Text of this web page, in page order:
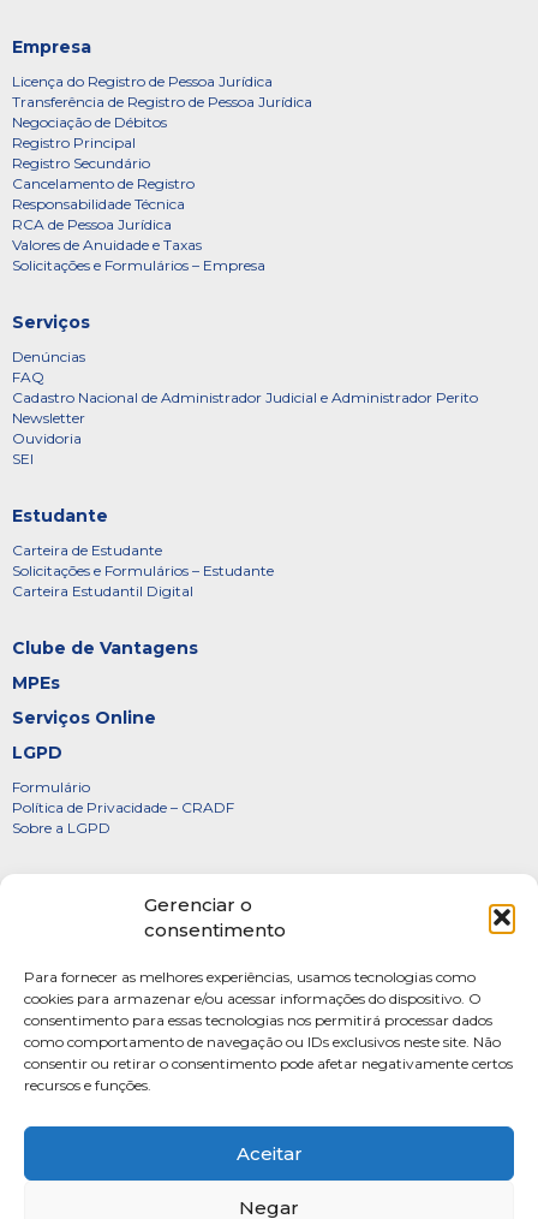
Gerenciar o
consentimento
Para fornecer as melhores experiências, usamos tecnologias como
cookies para armazenar e/ou acessar informações do dispositivo. O
consentimento para essas tecnologias nos permitirá processar dados
como comportamento de navegação ou IDs exclusivos neste site. Não
consentir ou retirar o consentimento pode afetar negativamente certos
recursos e funções.
Aceitar
Negar
Empresa
Licença do Registro de Pessoa Jurídica
Transferência de Registro de Pessoa Jurídica
Negociação de Débitos
Registro Principal
Registro Secundário
Cancelamento de Registro
Responsabilidade Técnica
RCA de Pessoa Jurídica
Valores de Anuidade e Taxas
Solicitações e Formulários – Empresa
Serviços
Denúncias
FAQ
Cadastro Nacional de Administrador Judicial e Administrador Perito
Newsletter
Ouvidoria
SEI
Estudante
Carteira de Estudante
Solicitações e Formulários – Estudante
Carteira Estudantil Digital
Clube de Vantagens
MPEs
Serviços Online
LGPD
Formulário
Política de Privacidade – CRADF
Sobre a LGPD
Diretoria
FOTOS
Webmail
Artigos
Escritores do Sistema